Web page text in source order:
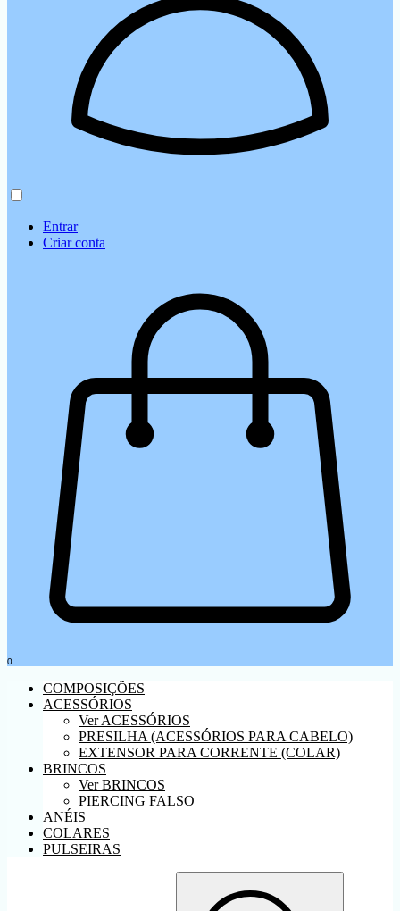
Entrar
Criar conta
0
COMPOSIÇÕES
ACESSÓRIOS
Ver ACESSÓRIOS
PRESILHA (ACESSÓRIOS PARA CABELO)
EXTENSOR PARA CORRENTE (COLAR)
BRINCOS
Ver BRINCOS
PIERCING FALSO
ANÉIS
COLARES
PULSEIRAS